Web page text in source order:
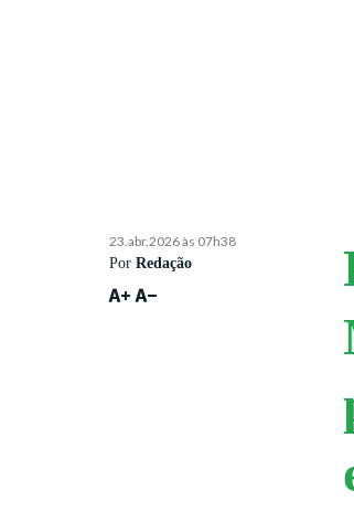
23.abr.2026 às 07h38
PorRedação